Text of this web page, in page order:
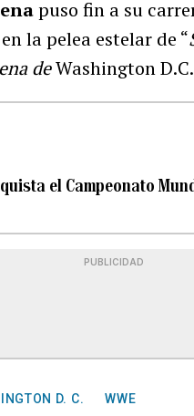
puso fin a su
en la pelea estelar de “
deWashington D.C.
el Campeonato
PUBLICIDAD
D. C. WWE